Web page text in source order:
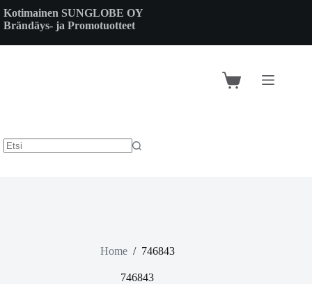
to
content
Kotimainen SUNGLOBE OY
Brändäys- ja Promotuotteet
Shopping
Home / 746843
746843